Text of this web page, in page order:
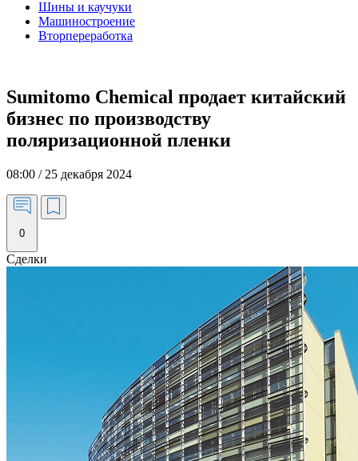
Шины и каучуки
Машиностроение
Вторпереработка
Sumitomo Chemical продает китайский
бизнес по производству
поляризационной пленки
08:00 / 25 декабря 2024
0